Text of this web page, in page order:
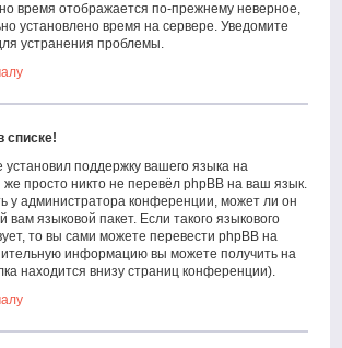
время отображается по-прежнему неверное,
установлено время на сервере. Уведомите
устранения проблемы.
списке!
поддержку вашего языка на
просто никто не перевёл phpBB на ваш язык.
у администратора конференции, может ли он
вам языковой пакет. Если такого языкового
то вы сами можете перевести phpBB на
информацию вы можете получить на
находится внизу страниц конференции).